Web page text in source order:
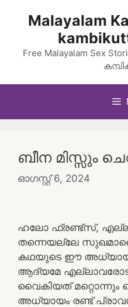
Malayalam
Free Malayalam Sex
ബീന മിസ്സും
ഓഗസ്റ്റ്‌ 6, 2024
ഹലോ ഫ്രണ്ട്സ്,
തന്നെയല്ലേ
കഥയുടെ ഈ
ആദ്യമേ
വൈകിയത് മറ്റൊന്നും
അധ്യായം രണ്ട്